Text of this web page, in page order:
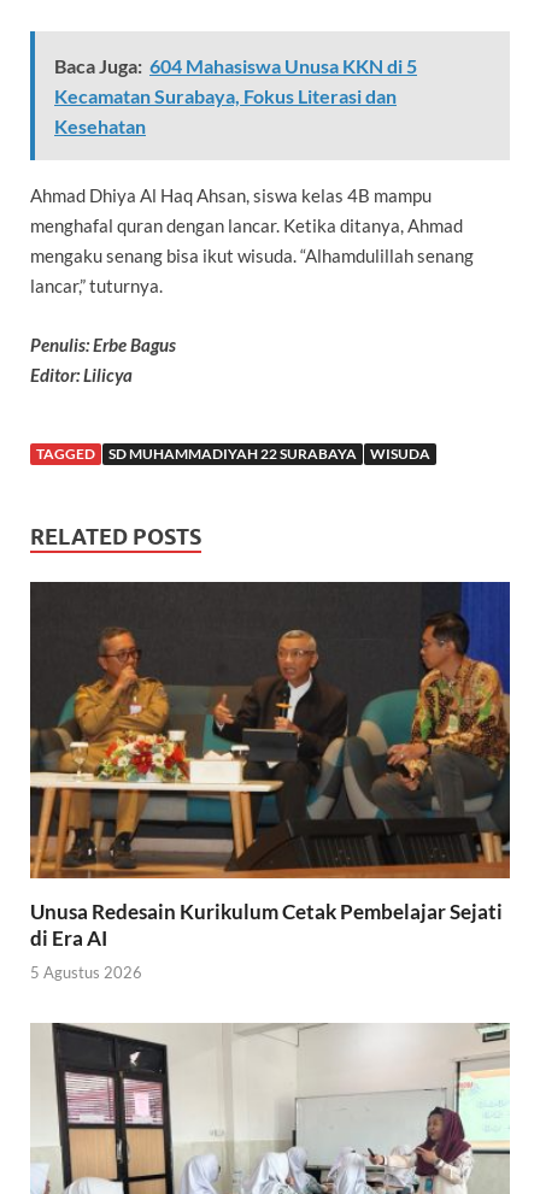
Baca Juga: 604 Mahasiswa Unusa KKN di 5
Kecamatan Surabaya, Fokus Literasi dan
Kesehatan
Ahmad Dhiya Al Haq Ahsan, siswa kelas 4B mampu
menghafal quran dengan lancar. Ketika ditanya, Ahmad
mengaku senang bisa ikut wisuda. “Alhamdulillah senang
lancar,” tuturnya.
Penulis: Erbe Bagus
Editor: Lilicya
TAGGED SD MUHAMMADIYAH 22 SURABAYA WISUDA
RELATED POSTS
Unusa Redesain Kurikulum Cetak Pembelajar Sejati
di Era AI
5 Agustus 2026